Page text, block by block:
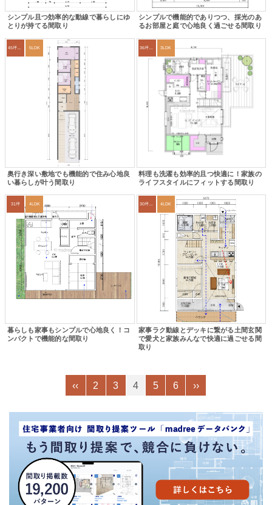
シンプル且つ効率的な動線で暮らしにゆ
とりが持てる間取り
シンプルで機能的でありつつ、採光のあ
るお部屋と庭で心地良く過ごせる間取り
5LDK
奥行き深い敷地でも機能的で住み心地良
い暮らしが叶う間取り
36坪～39坪 3LDK
料理も洗濯も効率的且つ快適に！家族の
ライフスタイルにフィットする間取り
31坪 4LDK
暮らしも家事もシンプルで心地良く！コ
ンパクトで機能的な間取り
30坪～33坪 4LDK
家事ラク動線とデッキに繋がる土間玄関
で愛犬と家族みんなで快適に過ごせる間
取り
‹‹ 2 3 4 5 6 ››